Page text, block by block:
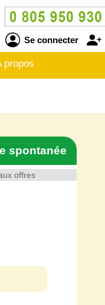
Se connecter
propos
offres
spontanée